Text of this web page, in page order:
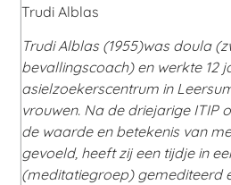
Trudi Alblas
Trudi Alblas (1955)was doula
bevallingscoach) en werkte 12
asielzoekerscentrum in
vrouwen. Na de driejarige ITIP
de waarde en betekenis van
gevoeld, heeft zij een tijdje in
(meditatiegroep) gemediteerd